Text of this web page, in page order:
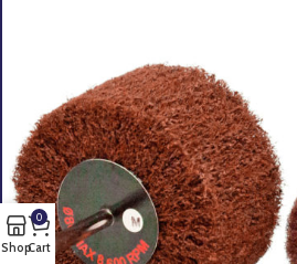
Shop
0
Cart